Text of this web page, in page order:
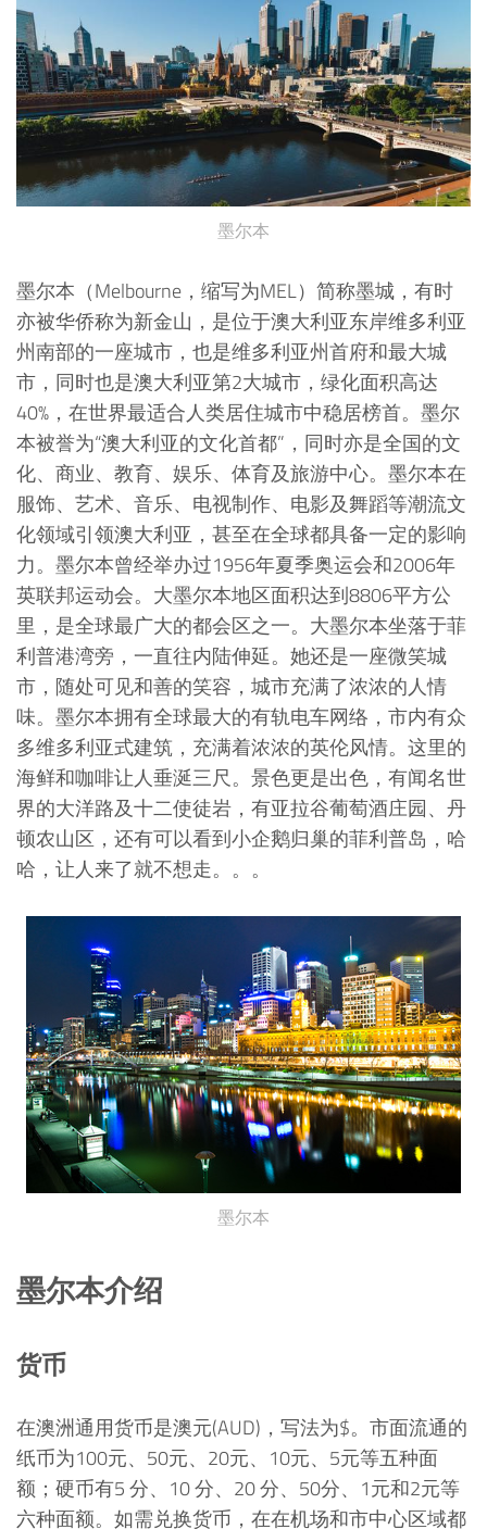
墨尔本
墨尔本（Melbourne，缩写为MEL）简称墨城，有时
亦被华侨称为新金山，是位于澳大利亚东岸维多利亚
州南部的一座城市，也是维多利亚州首府和最大城
市，同时也是澳大利亚第2大城市，绿化面积高达
40%，在世界最适合人类居住城市中稳居榜首。墨尔
本被誉为“澳大利亚的文化首都”，同时亦是全国的文
化、商业、教育、娱乐、体育及旅游中心。墨尔本在
服饰、艺术、音乐、电视制作、电影及舞蹈等潮流文
化领域引领澳大利亚，甚至在全球都具备一定的影响
力。墨尔本曾经举办过1956年夏季奥运会和2006年
英联邦运动会。大墨尔本地区面积达到8806平方公
里，是全球最广大的都会区之一。大墨尔本坐落于菲
利普港湾旁，一直往内陆伸延。她还是一座微笑城
市，随处可见和善的笑容，城市充满了浓浓的人情
味。墨尔本拥有全球最大的有轨电车网络，市内有众
多维多利亚式建筑，充满着浓浓的英伦风情。这里的
海鲜和咖啡让人垂涎三尺。景色更是出色，有闻名世
界的大洋路及十二使徒岩，有亚拉谷葡萄酒庄园、丹
顿农山区，还有可以看到小企鹅归巢的菲利普岛，哈
哈，让人来了就不想走。。。
墨尔本
墨尔本介绍
货币
在澳洲通用货币是澳元(AUD)，写法为$。市面流通的
纸币为100元、50元、20元、10元、5元等五种面
额；硬币有5 分、10 分、20 分、50分、1元和2元等
六种面额。如需兑换货币，在在机场和市中心区域都